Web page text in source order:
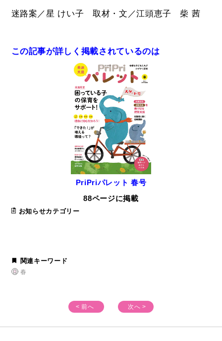
迷路案／星 けい子 取材・文／江頭恵子 柴 茜
この記事が詳しく掲載されているのは
PriPriパレット 春号
88ページに掲載
お知らせカテゴリー
関連キーワード
春
< 前へ 次へ >